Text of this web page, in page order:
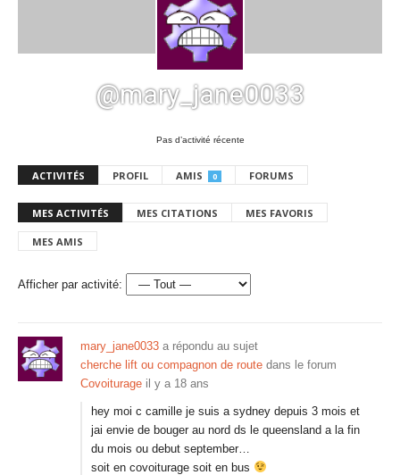
@mary_jane0033
Pas d’activité récente
ACTIVITÉS PROFIL AMIS 0 FORUMS
MES ACTIVITÉS MES CITATIONS MES FAVORIS
MES AMIS
Afficher par activité:
mary_jane0033 a répondu au sujet
cherche lift ou compagnon de route dans le forum
Covoiturage il y a 18 ans
hey moi c camille je suis a sydney depuis 3 mois et
jai envie de bouger au nord ds le queensland a la fin
du mois ou debut september…
soit en covoiturage soit en bus